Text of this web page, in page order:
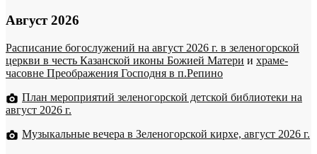
Август 2026
Расписание богослужений на август 2026 г. в зеленогорской
церкви в честь Казанской иконы Божией Матери и храме-
часовне Преображения Господня в п.Репино
План мероприятий зеленогорской детской библиотеки на
август 2026 г.
Музыкальные вечера в Зеленогорской кирхе, август 2026 г.